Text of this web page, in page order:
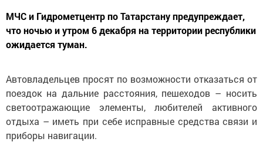
МЧС и Гидрометцентр по Татарстану предупреждает,
что ночью и утром 6 декабря на территории республики
ожидается туман.
Автовладельцев просят по возможности отказаться от
поездок на дальние расстояния, пешеходов – носить
светоотражающие элементы, любителей активного
отдыха – иметь при себе исправные средства связи и
приборы навигации.